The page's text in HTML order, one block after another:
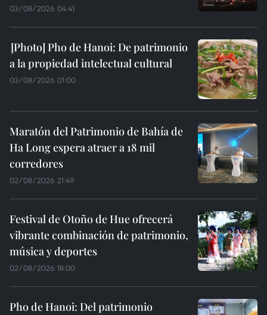
03/08/2026 04:41
Pho de Hanoi: De patrimonio
a la propiedad intelectual cultural
03/08/2026 01:00
Maratón del Patrimonio de Bahía de
Ha Long espera atraer a 18 mil
corredores
02/08/2026 21:49
Festival de Otoño de Hue ofrecerá
vibrante combinación de patrimonio,
música y deportes
02/08/2026 18:00
Pho de Hanoi: Del patrimonio